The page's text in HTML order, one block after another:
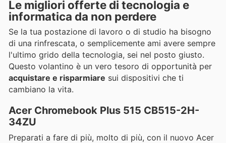
Le migliori offerte di tecnologia e
informatica da non perdere
Se la tua postazione di lavoro o di studio ha bisogno
di una rinfrescata, o semplicemente ami avere sempre
l'ultimo grido della tecnologia, sei nel posto giusto.
Questo volantino è un vero tesoro di opportunità per
acquistare e risparmiare sui dispositivi che ti
cambiano la vita.
Acer Chromebook Plus 515 CB515-2H-
34ZU
Preparati a fare di più, molto di più, con il nuovo Acer